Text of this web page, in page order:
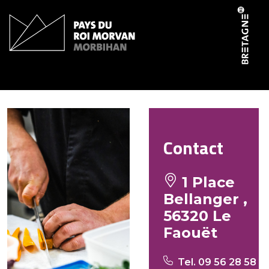
Contact
1 Place
Bellanger ,
56320 Le
Faouët
Tel. 09 56 28 58